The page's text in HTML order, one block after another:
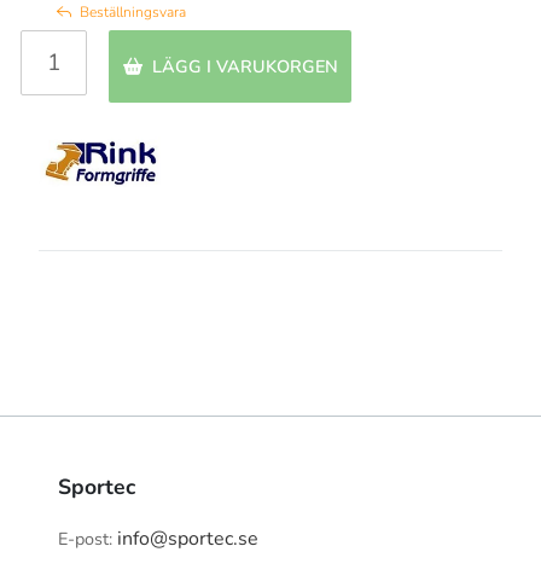
Beställningsvara
LÄGG I VARUKORGEN
Sportec
E-post: info@sportec.se